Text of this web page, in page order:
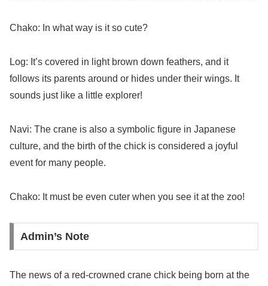
Chako: In what way is it so cute?
Log: It’s covered in light brown down feathers, and it
follows its parents around or hides under their wings. It
sounds just like a little explorer!
Navi: The crane is also a symbolic figure in Japanese
culture, and the birth of the chick is considered a joyful
event for many people.
Chako: It must be even cuter when you see it at the zoo!
Admin’s Note
The news of a red-crowned crane chick being born at the